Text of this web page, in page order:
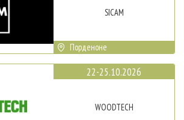
SICAM
Порденоне
22-25.10.2026
WOODTECH